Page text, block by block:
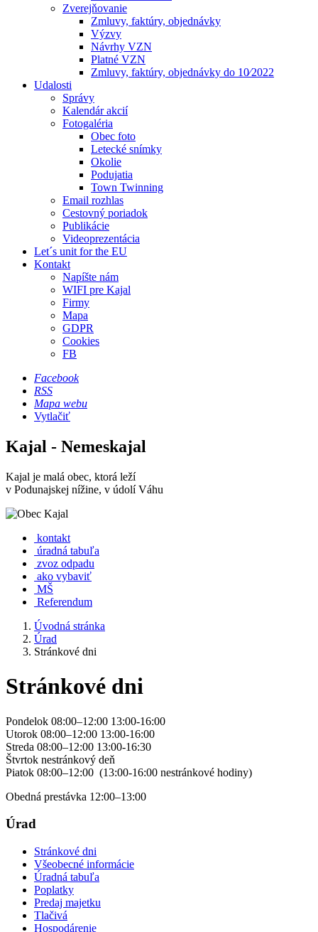
Zverejňovanie
Zmluvy, faktúry, objednávky
Výzvy
Návrhy VZN
Platné VZN
Zmluvy, faktúry, objednávky do 10⁄2022
Udalosti
Správy
Kalendár akcií
Fotogaléria
Obec foto
Letecké snímky
Okolie
Podujatia
Town Twinning
Email rozhlas
Cestovný poriadok
Publikácie
Videoprezentácia
Let´s unit for the EU
Kontakt
Napíšte nám
WIFI pre Kajal
Firmy
Mapa
GDPR
Cookies
FB
Facebook
RSS
Mapa webu
Vytlačiť
Kajal - Nemeskajal
Kajal je malá obec, ktorá leží
v Podunajskej nížine, v údolí Váhu
kontakt
úradná tabuľa
zvoz odpadu
ako vybaviť
MŠ
Referendum
Úvodná stránka
Úrad
Stránkové dni
Stránkové dni
Pondelok 08:00–12:00 13:00-16:00
Utorok 08:00–12:00 13:00-16:00
Streda 08:00–12:00 13:00-16:30
Štvrtok nestránkový deň
Piatok 08:00–12:00 (13:00-16:00 nestránkové hodiny)
Obedná prestávka 12:00–13:00
Úrad
Stránkové dni
Všeobecné informácie
Úradná tabuľa
Poplatky
Predaj majetku
Tlačivá
Hospodárenie